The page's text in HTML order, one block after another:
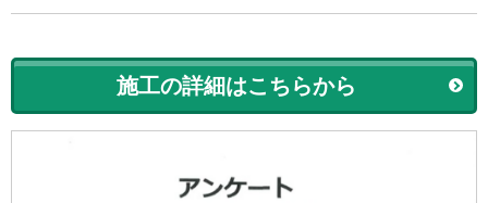
施工の詳細はこちらから